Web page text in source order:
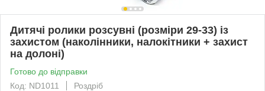
Дитячі ролики розсувні (розміри 29-33) із
захистом (наколінники, налокітники + захист
на долоні)
Готово до відправки
Код: ND1011
Роздріб